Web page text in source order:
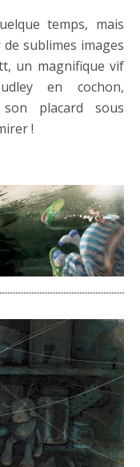
temps, mais
sublimes images
un magnifique vif
en cochon,
placard sous
!